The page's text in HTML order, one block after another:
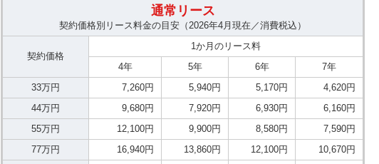
通常リース
契約価格別リース料金の目安（2026年4月現在／消費税込）
契約価格
1か月のリース料
4年
5年 6年
7年
33万円
7,260円 5,940円 5,170円
4,620円
44万円
9,680円 7,920円 6,930円
6,160円
55万円
12,100円 9,900円 8,580円
7,590円
77万円
16,940円 13,860円 12,100円
10,670円